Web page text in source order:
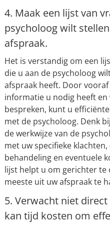
4. Maak een lijst van
psycholoog wilt
afspraak.
Het is verstandig om een
die u aan de psycholoog
afspraak heeft. Door
informatie u nodig heeft en
bespreken, kunt u
met de psycholoog. Denk
de werkwijze van de
met uw specifieke
behandeling en eventuele
lijst helpt u om gerichter
meeste uit uw afspraak te
5. Verwacht niet
kan tijd kosten om